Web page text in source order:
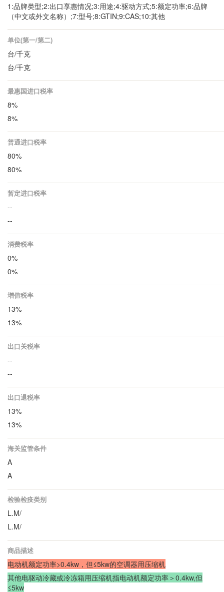
1:品牌类型;2:出口享惠情况;3:用途;4:驱动方式;5:额定功率;6:品牌
（中文或外文名称）;7:型号;8:GTIN;9:CAS;10:其他
单位(第一/第二)
台/千克
台/千克
最惠国进口税率
8%
8%
普通进口税率
80%
80%
暂定进口税率
--
--
消费税率
0%
0%
增值税率
13%
13%
出口关税率
--
--
出口退税率
13%
13%
海关监管条件
A
A
检验检疫类别
L.M/
L.M/
商品描述
电动机额定功率>0.4kw，但≤5kw的空调器用压缩机
其他电驱动冷藏或冷冻箱用压缩机指电动机额定功率＞0.4kw,但
≤5kw